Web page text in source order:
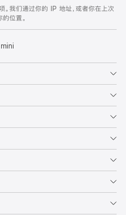
。我们通过你的 IP 地址，或者你在上次
位置。